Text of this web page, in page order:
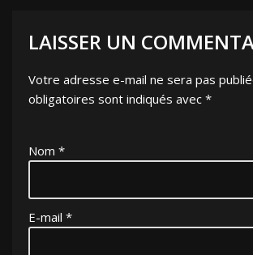
LAISSER UN
Votre adresse e-mail ne sera pas
obligatoires sont indiqués avec *
Nom *
E-mail *